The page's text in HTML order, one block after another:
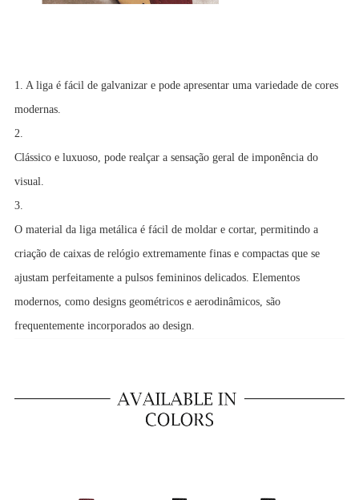
1. A liga é fácil de galvanizar e pode apresentar uma variedade de cores
modernas.
2.
Clássico e luxuoso, pode realçar a sensação geral de imponência do
visual.
3.
O material da liga metálica é fácil de moldar e cortar, permitindo a
criação de caixas de relógio extremamente finas e compactas que se
ajustam perfeitamente a pulsos femininos delicados. Elementos
modernos, como designs geométricos e aerodinâmicos, são
frequentemente incorporados ao design.